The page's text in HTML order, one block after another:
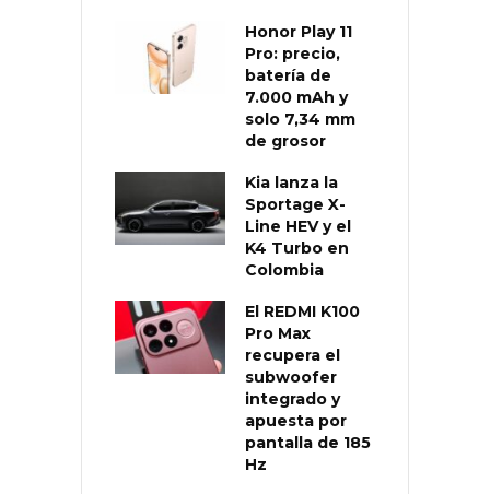
Honor Play 11
Pro: precio,
batería de
7.000 mAh y
solo 7,34 mm
de grosor
Kia lanza la
Sportage X-
Line HEV y el
K4 Turbo en
Colombia
El REDMI K100
Pro Max
recupera el
subwoofer
integrado y
apuesta por
pantalla de 185
Hz